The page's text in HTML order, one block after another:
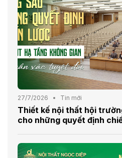
27/7/2026 Tin mới
Thiết kế nội thất hội
cho những quyết định